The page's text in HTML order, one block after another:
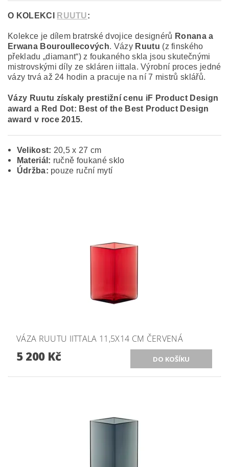
O KOLEKCI RUUTU:
Kolekce je dílem bratrské dvojice designérů Ronana a
Erwana Bouroullecových. VázyRuutu (z finského
překladu „diamant“) z foukaného skla jsou skutečnými
mistrovskými díly ze skláren iittala. Výrobní proces jedné
vázy trvá až 24 hodin a pracuje na ní 7 mistrů sklářů.
Vázy Ruutu získaly prestižní cenu iF Product Design
award a Red Dot: Best of the Best Product Design
award v roce 2015.
Velikost: 20,5 x 27 cm
Materiál: ručně foukané sklo
Údržba: pouze ruční mytí
VÁZA RUUTU IITTALA 11,5X14 CM ČERVENÁ
5 200 Kč